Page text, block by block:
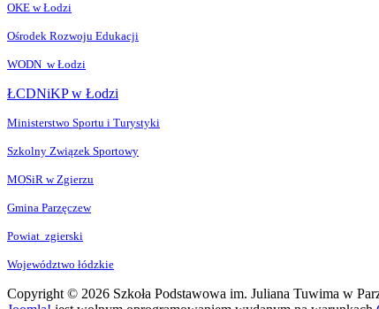
OKE w Łodzi
Ośrodek Rozwoju Edukacji
WODN w Łodzi
ŁCDNiKP w Łodzi
Ministerstwo Sportu i Turystyki
Szkolny Związek Sportowy
MOSiR w Zgierzu
Gmina Parzęczew
Powiat zgierski
Województwo łódzkie
Copyright © 2026 Szkoła Podstawowa im. Juliana Tuwima w